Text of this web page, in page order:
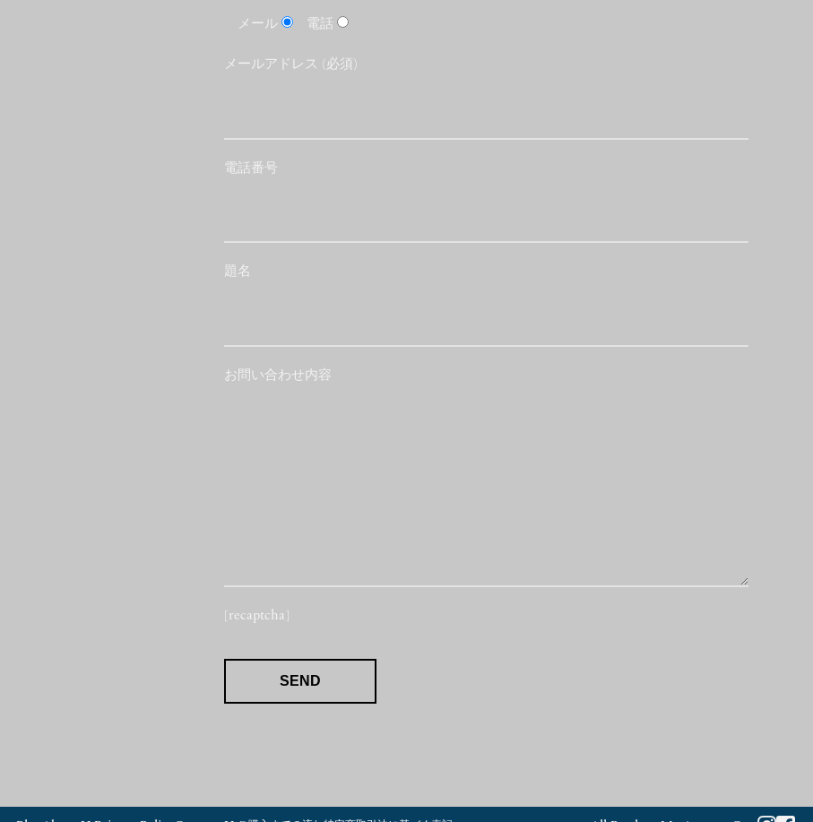
メール 電話
メールアドレス (必須)
電話番号
題名
お問い合わせ内容
[recaptcha]